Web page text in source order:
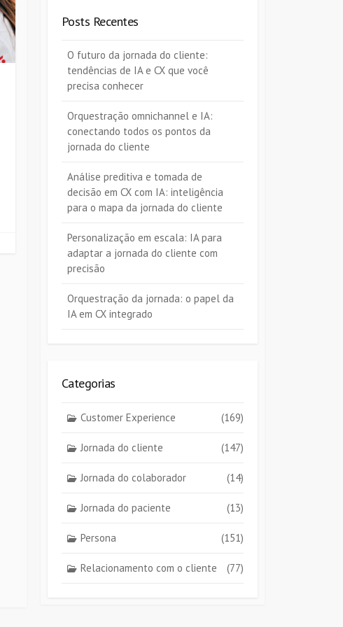
Posts Recentes
O futuro da jornada do cliente:
tendências de IA e CX que você
precisa conhecer
Orquestração omnichannel e IA:
conectando todos os pontos da
jornada do cliente
Análise preditiva e tomada de
decisão em CX com IA: inteligência
para o mapa da jornada do cliente
Personalização em escala: IA para
adaptar a jornada do cliente com
precisão
Orquestração da jornada: o papel da
IA em CX integrado
Categorias
Customer Experience (169)
Jornada do cliente (147)
Jornada do colaborador (14)
Jornada do paciente (13)
Persona (151)
Relacionamento com o cliente (77)